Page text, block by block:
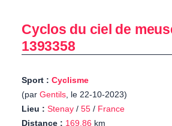
Cyclos du ciel de
1393358
Sport : Cyclisme
(par Gentils, le 22-10-2023)
Lieu : Stenay / 55 / France
Distance : 169.86 km